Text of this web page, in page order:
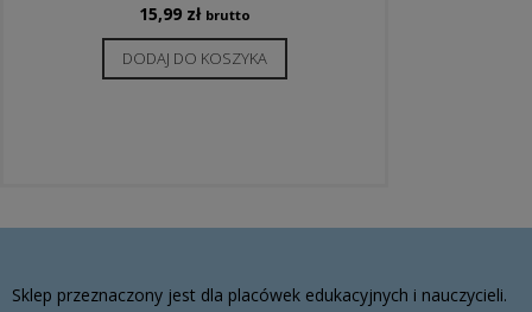
15,99 zł brutto
DODAJ DO KOSZYKA
Sklep przeznaczony jest dla placówek edukacyjnych i nauczycieli.